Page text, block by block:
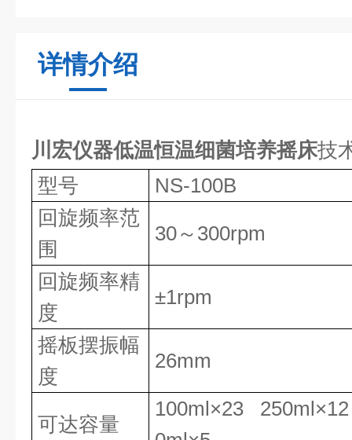
详情介绍
川宏仪器低温恒温细菌培养摇床技
型号
NS-100B
回旋频率范
围
30～300rpm
回旋频率精
度
±1rpm
摇板摆振幅
度
26mm
可达容量
100ml×23